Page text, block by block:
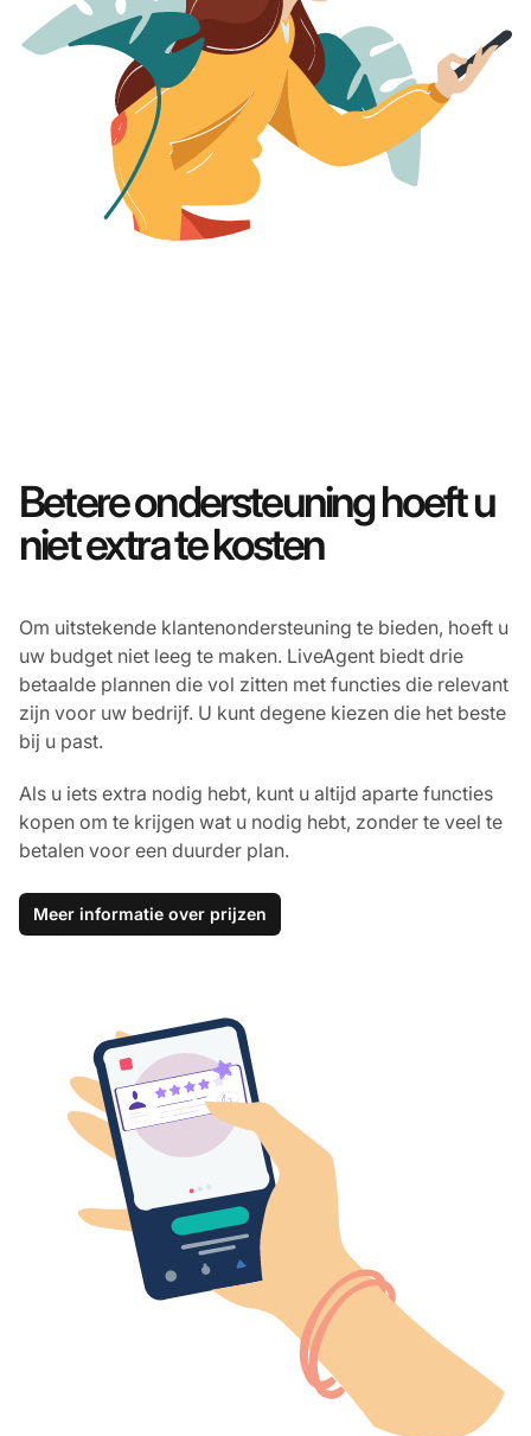
Betere ondersteuning hoeft u
niet extra te kosten
Om uitstekende klantenondersteuning te bieden, hoeft u
uw budget niet leeg te maken. LiveAgent biedt drie
betaalde plannen die vol zitten met functies die relevant
zijn voor uw bedrijf. U kunt degene kiezen die het beste
bij u past.
Als u iets extra nodig hebt, kunt u altijd aparte functies
kopen om te krijgen wat u nodig hebt, zonder te veel te
betalen voor een duurder plan.
Meer informatie over prijzen